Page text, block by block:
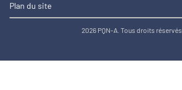
Plan du site
2026 PQN-A. Tous droits réservés.